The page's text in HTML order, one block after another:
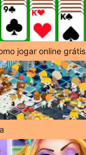
jogar online grátis